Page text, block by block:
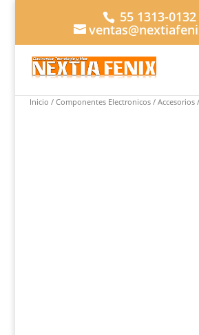
55 1313-0132
Buscar...
Inicio / Componentes Electronicos/ Accesorios/